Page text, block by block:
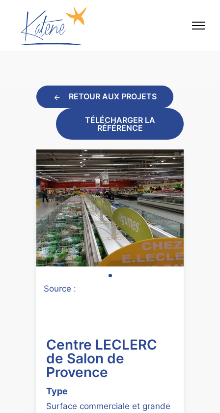
RETOUR AUX PROJETS
TÉLÉCHARGER LA
RÉFÉRENCE
Source :
Centre LECLERC
de Salon de
Provence
Type
Surface commerciale et grande